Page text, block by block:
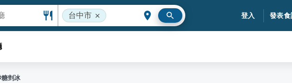
台中市 登入 發表食
糖剉冰